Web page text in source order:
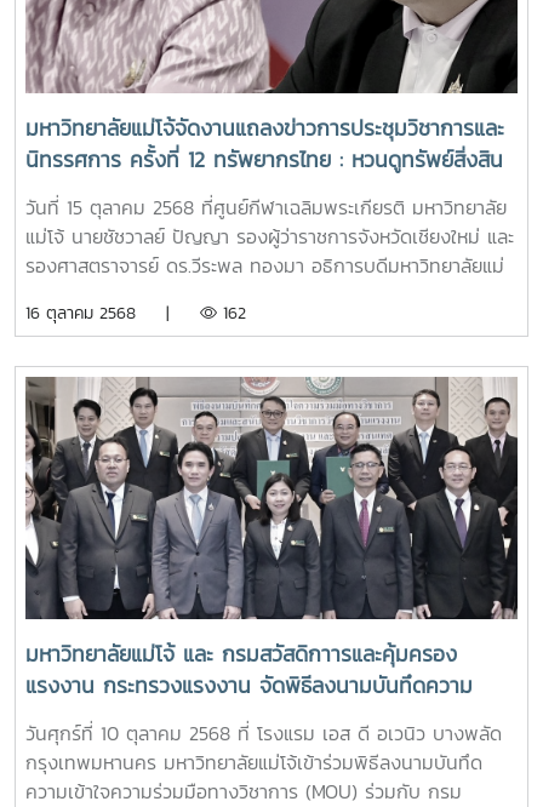
มหาวิทยาลัยแม่โจ้จัดงานแถลงข่าวการประชุมวิชาการและ
นิทรรศการ ครั้งที่ 12 ทรัพยากรไทย : หวนดูทรัพย์สิ่งสิน
ตน ระหว่าง วันที่ 4 - 10 พฤศจิกายน พ.ศ. 2568 ณ
มหาวิทยาลัยแม่โจ้ อำเภอสันทราย จังหวัดเชียงใหม่
วันที่ 15 ตุลาคม 2568 ที่ศูนย์กีฬาเฉลิมพระเกียรติ มหาวิทยาลัย
แม่โจ้ นายชัชวาลย์ ปัญญา รองผู้ว่าราชการจังหวัดเชียงใหม่ และ
รองศาสตราจารย์ ดร.วีระพล ทองมา อธิการบดีมหาวิทยาลัยแม่
วิชาการและนิทรรศการ ครั้งที่ 12 ที่มหาวิทยาลัยแม่โจ้ร่วมกับยัง
ณ มหาวิทยาลัยแม่โจ้ อำเภอสันทราย จังหวัดเชียงใหม่สำหรับการ
จัดประชุมวิชาการและนิทรรศการในครั้งนี้ มหาวิทยาลัยแม่โจ้ ร่วม
กับจังหวัดเชียงใหม่จัดขึ้นภายใต้แนวคิด ทรัพยากรไทย : หวนดู
ทรัพย์สิ่งสินตน เพื่อเทิดพระเกียรติในโอกาสมหามงคลเฉลิม
พระชนมพรรษา 70 พรรษา สมเด็จพระกนิษฐาธิราชเจ้า กรม
สมเด็จพระเทพรัตนราชสุดาฯ สยามบรมราชกุมารี และเปิดโอกาส
ให้เยาวชน ประชาชน นักวิชาการ ภาคเอกชน และผู้กำหนด
นโยบายได้ตระหนักถึงคุณค่าและศักยภาพของทรัพยากรไทย เพื่อ
การพัฒนาประเทศอย่างสร้างสรรค์และยั่งยืน ตลอดจนเป็นการ
เฉลิมฉลองในโอกาสที่มหาวิทยาลัยแม่โจ้ครบรอบ 90 ปี อันเป็น
หมุดหมายแห่งความภาคภูมิใจและการพัฒนาอย่างต่อเนื่องภายใน
งาน จะมีการจัดนิทรรศการพิเศษ "หวนดูทรัพย์สิ่งสินตน อพ.สธ.
มหาวิทยาลัยแม่โจ้" ภายใต้แนวคิด "รากแก้วมั่นคงมั่งคั่ง" สะท้อน
บทบาทของมหาวิทยาลัยด้านการเกษตรที่เก่าแก่และมั่นคงของ
ประเทศไทย ซึ่งก่อตั้งมา ตั้งแต่ปี พ.ศ. 2477 จากโรงเรียนครู
16 ตุลาคม 2568 | 162
มหาวิทยาลัยแม่โจ้ และ กรมสวัสดิกาารและคุ้มครอง
แรงงาน กระทรวงแรงงาน จัดพิธีลงนามบันทึดความ
เข้าใจความร่วมมือทางวิชาการ เพื่อส่งเสริมและสนับสนุน
ด้านวิชาชีพ ด้านแรงงาน ด้านความปลอดภัยในการทำงาน
และด้านสารสนเทศ
วันศุกร์ที่ 10 ตุลาคม 2568 ที่ โรงแรม เอส ดี อเวนิว บางพลัด
กรุงเทพมหานคร มหาวิทยาลัยแม่โจ้เข้าร่วมพิธีลงนามบันทึด
ความเข้าใจความร่วมมือทางวิชาการ (MOU) ร่วมกับ กรม